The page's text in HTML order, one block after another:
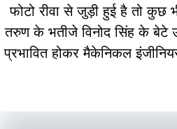
फोटो रीवा से जुड़ी हुई है तो कुछ
तरुण के भतीजे विनोद सिंह के बेटे
प्रभावित होकर मैकेनिकल